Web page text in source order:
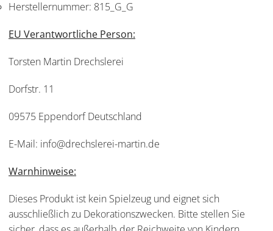
Herstellernummer: 815_G_G
EU Verantwortliche Person:
Torsten Martin Drechslerei
Dorfstr. 11
09575 Eppendorf Deutschland
E-Mail: info@drechslerei-martin.de
Warnhinweise:
Dieses Produkt ist kein Spielzeug und eignet sich
ausschließlich zu Dekorationszwecken. Bitte stellen Sie